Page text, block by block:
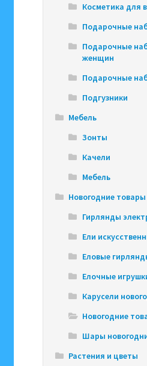
Косметика для
Подарочные
Подарочные
женщин
Подарочные
Подгузники
Мебель
Зонты
Качели
Мебель
Новогодние товары
Гирлянды
Ели
Еловые
Елочные
Карусели
Новогодние
Шары
Растения и цветы